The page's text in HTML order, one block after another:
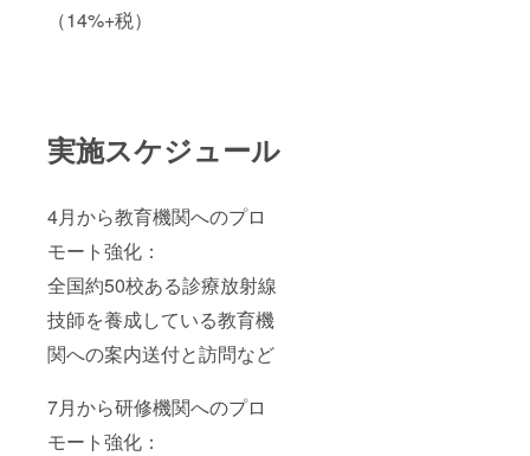
（14%+税）
実施スケジュール
4月から教育機関へのプロ
モート強化：
全国約50校ある診療放射線
技師を養成している教育機
関への案内送付と訪問など
7月から研修機関へのプロ
モート強化：